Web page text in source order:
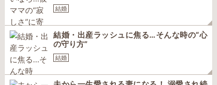
結婚
結婚・出産ラッシュに焦る…そんな時の“心
の守り方”
結婚